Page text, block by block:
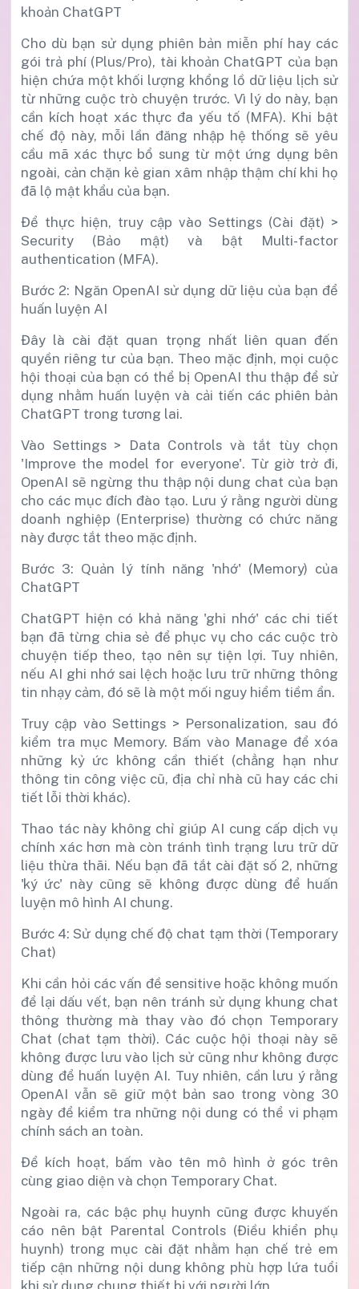
khoản ChatGPT
Cho dù bạn sử dụng phiên bản miễn phí hay các
gói trả phí (Plus/Pro), tài khoản ChatGPT của bạn
hiện chứa một khối lượng khổng lồ dữ liệu lịch sử
từ những cuộc trò chuyện trước. Vì lý do này, bạn
cần kích hoạt xác thực đa yếu tố (MFA). Khi bật
chế độ này, mỗi lần đăng nhập hệ thống sẽ yêu
cầu mã xác thực bổ sung từ một ứng dụng bên
ngoài, cản chặn kẻ gian xâm nhập thậm chí khi họ
đã lộ mật khẩu của bạn.
Để thực hiện, truy cập vào Settings (Cài đặt) >
Security (Bảo mật) và bật Multi-factor
authentication (MFA).
Bước 2: Ngăn OpenAI sử dụng dữ liệu của bạn để
huấn luyện AI
Đây là cài đặt quan trọng nhất liên quan đến
quyền riêng tư của bạn. Theo mặc định, mọi cuộc
hội thoại của bạn có thể bị OpenAI thu thập để sử
dụng nhằm huấn luyện và cải tiến các phiên bản
ChatGPT trong tương lai.
Vào Settings > Data Controls và tắt tùy chọn
'Improve the model for everyone'. Từ giờ trở đi,
OpenAI sẽ ngừng thu thập nội dung chat của bạn
cho các mục đích đào tạo. Lưu ý rằng người dùng
doanh nghiệp (Enterprise) thường có chức năng
này được tắt theo mặc định.
Bước 3: Quản lý tính năng 'nhớ' (Memory) của
ChatGPT
ChatGPT hiện có khả năng 'ghi nhớ' các chi tiết
bạn đã từng chia sẻ để phục vụ cho các cuộc trò
chuyện tiếp theo, tạo nên sự tiện lợi. Tuy nhiên,
nếu AI ghi nhớ sai lệch hoặc lưu trữ những thông
tin nhạy cảm, đó sẽ là một mối nguy hiểm tiềm ẩn.
Truy cập vào Settings > Personalization, sau đó
kiểm tra mục Memory. Bấm vào Manage để xóa
những kỷ ức không cần thiết (chẳng hạn như
thông tin công việc cũ, địa chỉ nhà cũ hay các chi
tiết lỗi thời khác).
Thao tác này không chỉ giúp AI cung cấp dịch vụ
chính xác hơn mà còn tránh tình trạng lưu trữ dữ
liệu thừa thãi. Nếu bạn đã tắt cài đặt số 2, những
'ký ức' này cũng sẽ không được dùng để huấn
luyện mô hình AI chung.
Bước 4: Sử dụng chế độ chat tạm thời (Temporary
Chat)
Khi cần hỏi các vấn đề sensitive hoặc không muốn
để lại dấu vết, bạn nên tránh sử dụng khung chat
thông thường mà thay vào đó chọn Temporary
Chat (chat tạm thời). Các cuộc hội thoại này sẽ
không được lưu vào lịch sử cũng như không được
dùng để huấn luyện AI. Tuy nhiên, cần lưu ý rằng
OpenAI vẫn sẽ giữ một bản sao trong vòng 30
ngày để kiểm tra những nội dung có thể vi phạm
chính sách an toàn.
Để kích hoạt, bấm vào tên mô hình ở góc trên
cùng giao diện và chọn Temporary Chat.
Ngoài ra, các bậc phụ huynh cũng được khuyến
cáo nên bật Parental Controls (Điều khiển phụ
huynh) trong mục cài đặt nhằm hạn chế trẻ em
tiếp cận những nội dung không phù hợp lứa tuổi
khi sử dụng chung thiết bị với người lớn.